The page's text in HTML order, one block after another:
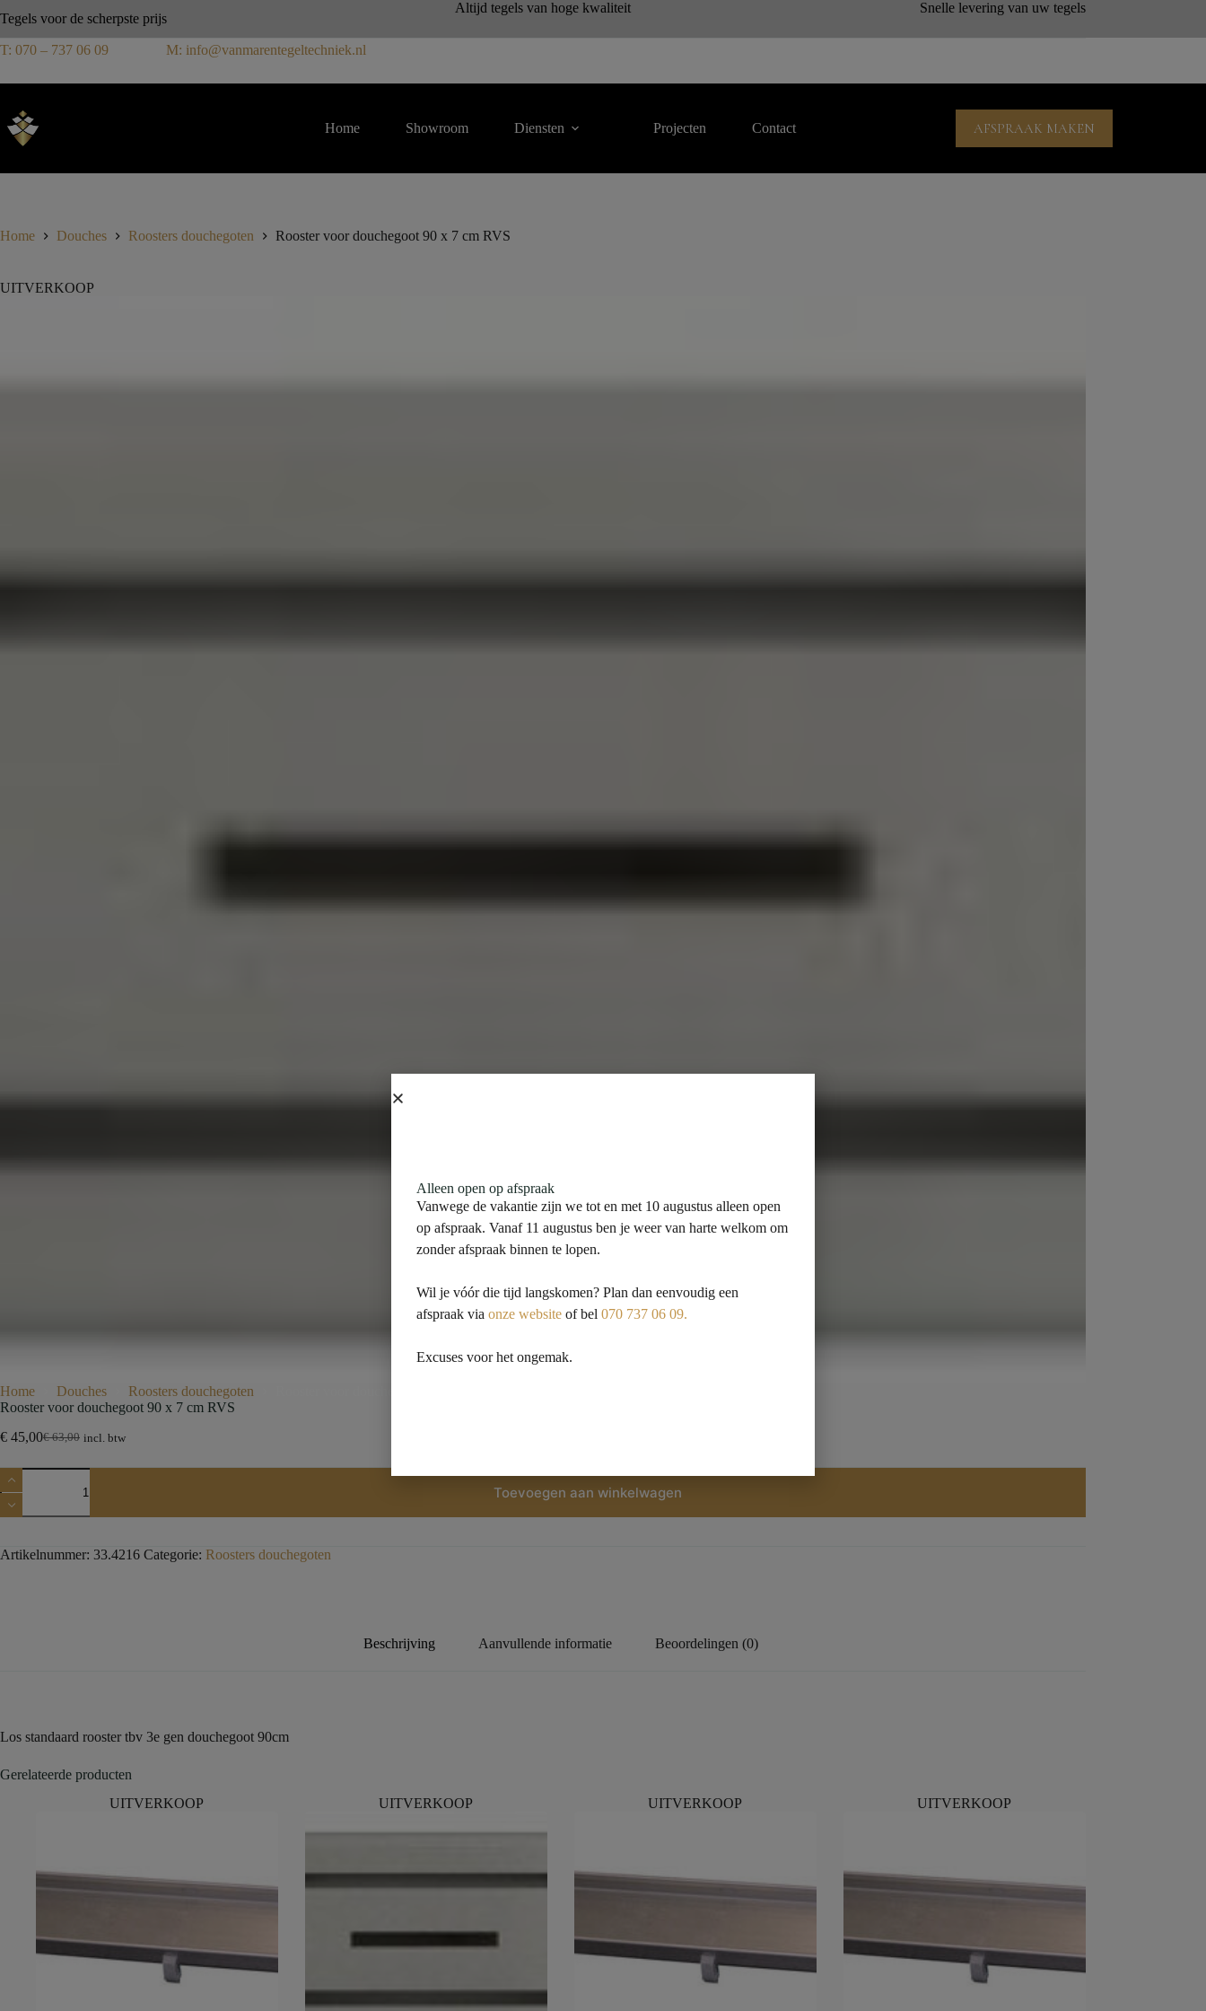
Tegels voor de scherpste prijs
Altijd tegels van hoge kwaliteit Snelle levering van uw tegels
T: 070 – 737 06 09 M: info@vanmarentegeltechniek.nl
Home Showroom Diensten Projecten Contact AFSPRAAK MAKEN
Home Douches Roosters douchegoten Rooster voor douchegoot 90 x 7 cm RVS
UITVERKOOP
Home Douches Roosters douchegoten
Rooster voor douchegoot 90 x 7 cm RVS
€63,00
€ 45,00 incl. btw
Toevoegen aan winkelwagen
Artikelnummer: 33.4216 Categorie: Roosters douchegoten
Beschrijving Aanvullende informatie Beoordelingen (0)
Los standaard rooster tbv 3e gen douchegoot 90cm
Gerelateerde producten
UITVERKOOP
UITVERKOOP UITVERKOOP UITVERKOOP
Alleen open op afspraak
Vanwege de vakantie zijn we tot en met 10 augustus alleen open
op afspraak. Vanaf 11 augustus ben je weer van harte welkom om
zonder afspraak binnen te lopen.
Wil je vóór die tijd langskomen? Plan dan eenvoudig een
afspraak viaonze website of bel070 737 06 09.
Excuses voor het ongemak.